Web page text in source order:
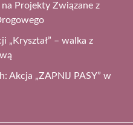
Projekty Związane z
„Kryształ” – walka z
Akcja „ZAPNIJ PASY” w